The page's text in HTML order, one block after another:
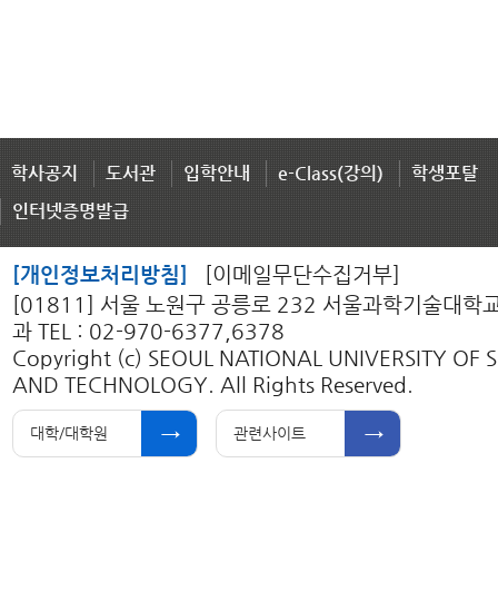
학사공지 도서관 입학안내 e-Class(강의)
학생포탈
인터넷증명발급
[개인정보처리방침]
[이메일무단수집거부]
[01811] 서울 노원구 공릉로 232 서울과학기술대학
과 TEL : 02-970-6377,6378
Copyright (c) SEOUL NATIONAL UNIVERSITY OF
AND TECHNOLOGY. All Rights Reserved.
대학/대학원 관련사이트